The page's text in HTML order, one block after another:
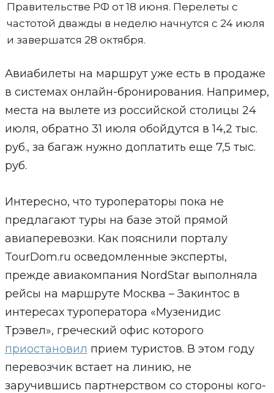
Правительстве РФ от 18 июня. Перелеты с
частотой дважды в неделю начнутся с 24 июля
и завершатся 28 октября.
Авиабилеты на маршрут уже есть в продаже
в системах онлайн-бронирования. Например,
места на вылете из российской столицы 24
июля, обратно 31 июля обойдутся в 14,2 тыс.
руб., за багаж нужно доплатить еще 7,5 тыс.
руб.
Интересно, что туроператоры пока не
предлагают туры на базе этой прямой
авиаперевозки. Как пояснили порталу
TourDom.ru осведомленные эксперты,
прежде авиакомпания NordStar выполняла
рейсы на маршруте Москва – Закинтос в
интересах туроператора «Музенидис
Трэвел», греческий офис которого
приостановил прием туристов. В этом году
перевозчик встает на линию, не
заручившись партнерством со стороны кого-